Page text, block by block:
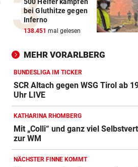
bei Gluthitze gegen
Inferno
138.451 mal gelesen
MEHR VORARLBERG
BUNDESLIGA IM TICKER
SCR Altach gegen WSG Tirol ab
Uhr LIVE
KATHARINA RHOMBERG
Mit „Colli“ und ganz viel
zur WM
NÄCHSTER FINNE KOMMT